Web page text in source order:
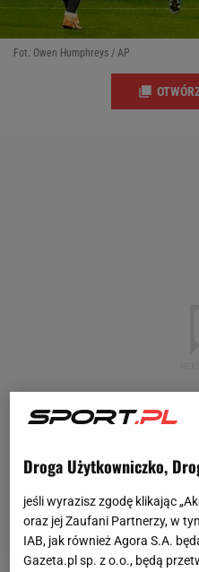
Fot. Owen Humphreys / AP
Droga Użytkowniczko,
jeśli wyrazisz zgodę klikając
oraz jej Zaufani Partnerzy, w
IAB, jak również Agora S.A.
Gazeta.pl sp. z o.o., będą